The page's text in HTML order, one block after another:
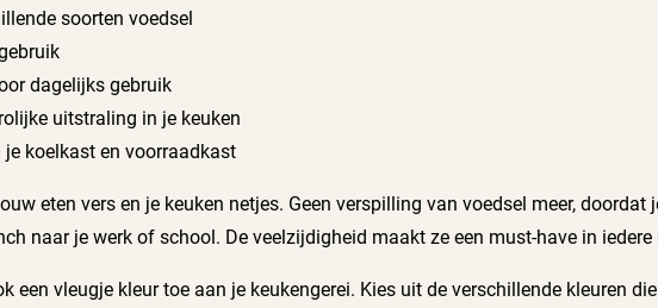
soorten voedsel
dagelijks gebruik
uitstraling in je keuken
koelkast en voorraadkast
eten vers en je keuken netjes. Geen verspilling van voedsel meer,
naar je werk of school. De veelzijdigheid maakt ze een must-have in iedere
een vleugje kleur toe aan je keukengerei. Kies uit de verschillende kleuren